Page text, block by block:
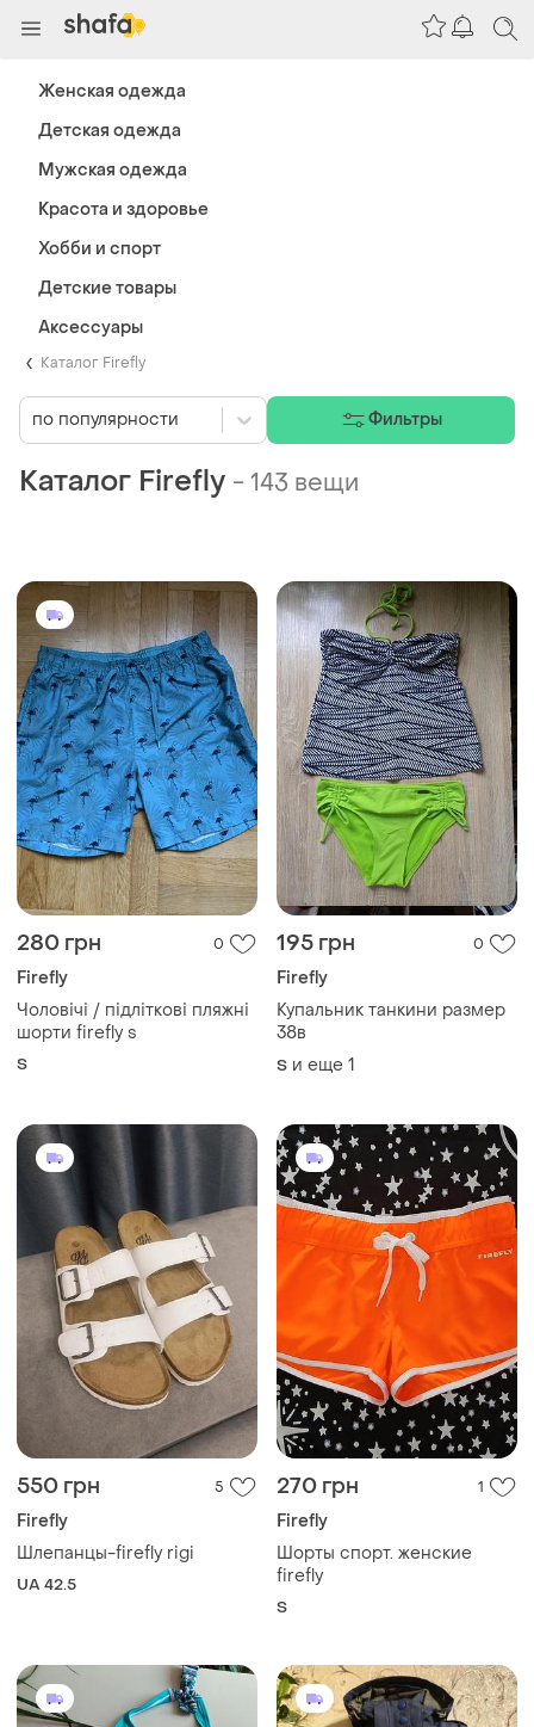
Каталог Firefly
Каталог Firefly -143 вещи
280 грн 0
Firefly
Чоловічі / підліткові пляжні
шорти firefly s
S
195 грн 0
Firefly
Купальник танкини размер
38в
S и еще 1
550 грн 5
Firefly
Шлепанцы-firefly rigi
UA 42.5
270 грн 1
Firefly
Шорты спорт. женские
firefly
S
по популярности Фильтры
Женская одежда
Детская одежда
Мужская одежда
Красота и здоровье
Хобби и спорт
Детские товары
Аксессуары